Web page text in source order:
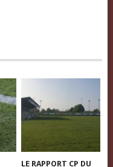
LE RAPPORT CP DU